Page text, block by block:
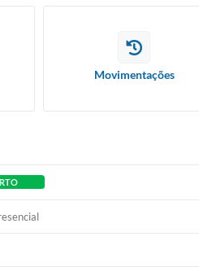
Movimentações